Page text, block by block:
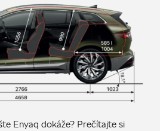
Enyaq dokáže? Prečítajte si